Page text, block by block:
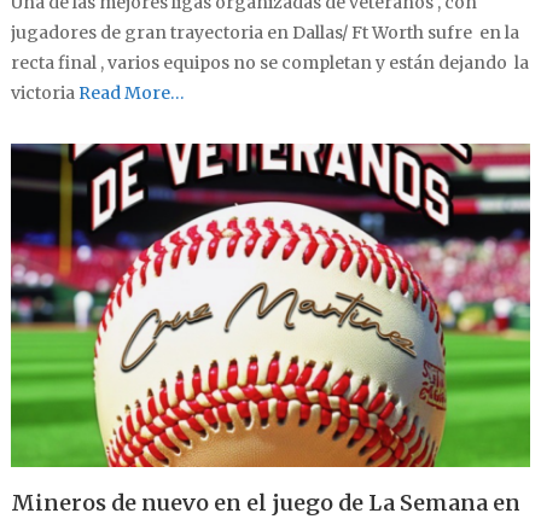
jugadores de gran trayectoria en Dallas/ Ft Worth sufre en la
recta final , varios equipos no se completan y están dejando la
victoriaRead More…
Mineros de nuevo en el juego de La Semana en